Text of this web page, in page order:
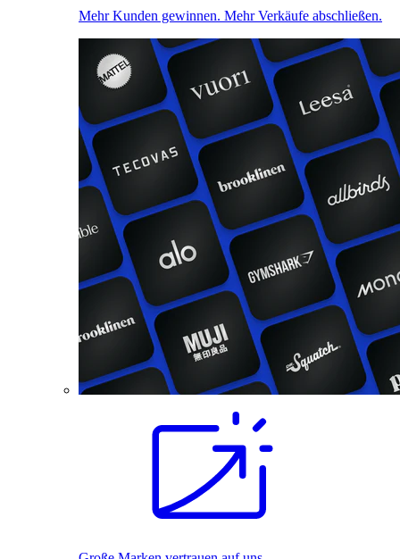
Mehr Kunden gewinnen. Mehr Verkäufe abschließen.